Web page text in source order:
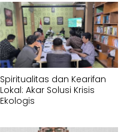
Spiritualitas dan Kearifan
Lokal: Akar Solusi Krisis
Ekologis